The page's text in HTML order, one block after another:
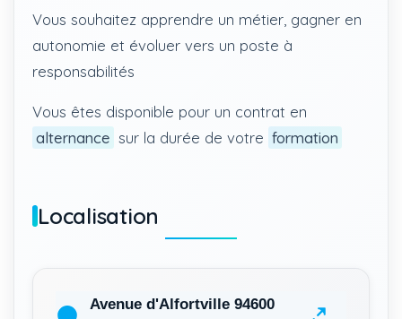
Vous souhaitez apprendre un métier, gagner en
autonomie et évoluer vers un poste à
responsabilités
Vous êtes disponible pour un contrat en
alternance sur la durée de votre formation
Localisation
Avenue d'Alfortville 94600